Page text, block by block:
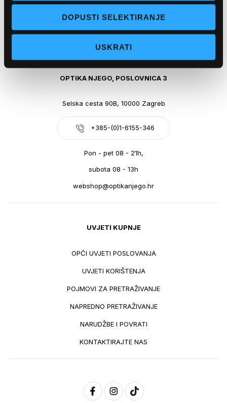
DOPUSTI SELEKTIRANJE
USKRATI
Pon - pet: 07 - 21h,
Sub: 07-21h
webshop@optikanjego.hr
OPTIKA NJEGO, POSLOVNICA 3
Selska cesta 90B, 10000 Zagreb
+385-(0)1-6155-346
Pon - pet 08 - 21h,
subota 08 - 13h
webshop@optikanjego.hr
UVJETI KUPNJE
OPĆI UVJETI POSLOVANJA
UVJETI KORIŠTENJA
POJMOVI ZA PRETRAŽIVANJE
NAPREDNO PRETRAŽIVANJE
NARUDŽBE I POVRATI
KONTAKTIRAJTE NAS